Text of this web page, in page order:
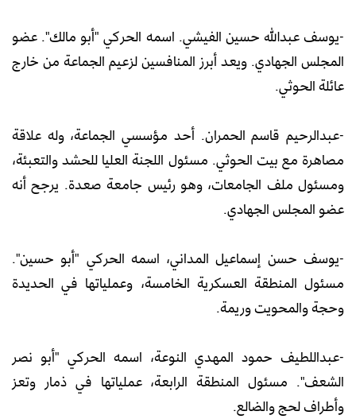
-يوسف عبدالله حسين الفيشي. اسمه الحركي "أبو مالك". عضو
المجلس الجهادي. ويعد أبرز المنافسين لزعيم الجماعة من خارج
عائلة الحوثي.
-عبدالرحيم قاسم الحمران. أحد مؤسسي الجماعة، وله علاقة
مصاهرة مع بيت الحوثي. مسئول اللجنة العليا للحشد والتعبئة،
ومسئول ملف الجامعات، وهو رئيس جامعة صعدة. يرجح أنه
عضو المجلس الجهادي.
-يوسف حسن إسماعيل المداني، اسمه الحركي "أبو حسين".
مسئول المنطقة العسكرية الخامسة، وعملياتها في الحديدة
وحجة والمحويت وريمة.
-عبداللطيف حمود المهدي النوعة، اسمه الحركي "أبو نصر
الشعف". مسئول المنطقة الرابعة، عملياتها في ذمار وتعز
وأطراف لحج والضالع.